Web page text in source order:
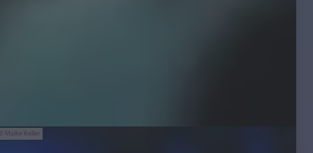
Maike Keller